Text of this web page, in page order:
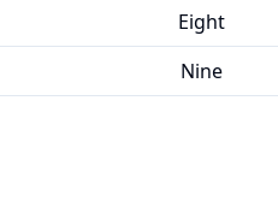
Eight
Nine